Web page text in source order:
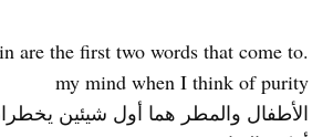
are the first two words that come to
my mind when I think of purity
الأطفال والمطر هما أول شيئين